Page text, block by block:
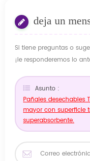
deja un
Si tiene preguntas o
¡le responderemos lo
Asunto :
Pañales desechables
mayor con superficie
superabsorbente.